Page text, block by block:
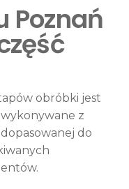
Poznań
obróbki jest
wykonywane z
do